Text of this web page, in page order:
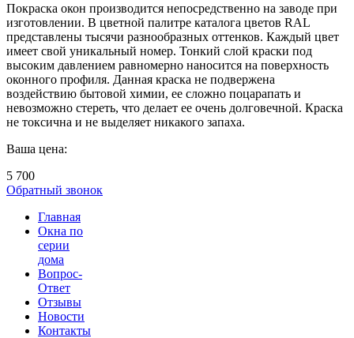
Покраска окон производится непосредственно на заводе при
изготовлении. В цветной палитре каталога цветов RAL
представлены тысячи разнообразных оттенков. Каждый цвет
имеет свой уникальный номер. Тонкий слой краски под
высоким давлением равномерно наносится на поверхность
оконного профиля. Данная краска не подвержена
воздействию бытовой химии, ее сложно поцарапать и
невозможно стереть, что делает ее очень долговечной. Краска
не токсична и не выделяет никакого запаха.
Ваша цена:
5 700
Обратный звонок
Главная
Окна по
серии
дома
Вопрос-
Ответ
Отзывы
Новости
Контакты